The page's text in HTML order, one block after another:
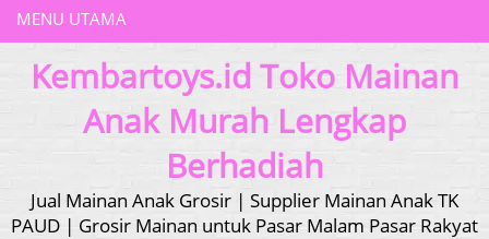
MENU UTAMA
Kembartoys.id Toko Mainan
Anak Murah Lengkap
Berhadiah
Jual Mainan Anak Grosir | Supplier Mainan Anak TK
PAUD | Grosir Mainan untuk Pasar Malam Pasar Rakyat